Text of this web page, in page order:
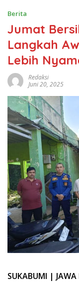
Berita
Jumat
Langkah
Lebih
Redaksi
Juni 20, 2025
SUKABUMI | JAWA